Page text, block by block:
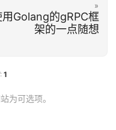
»
用Golang的gRPC框
架的一点随想
1
为可选项。